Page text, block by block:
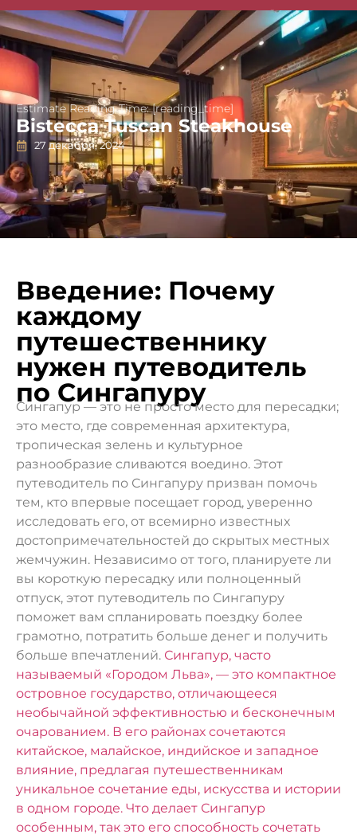
Singapore Guides
Estimate Reading Time: [reading_time]
Bistecca Tuscan Steakhouse
27 декабря, 2024
Введение: Почему
каждому
путешественнику
нужен путеводитель
по Сингапуру
Сингапур — это не просто место для пересадки;
это место, где современная архитектура,
тропическая зелень и культурное
разнообразие сливаются воедино. Этот
путеводитель по Сингапуру призван помочь
тем, кто впервые посещает город, уверенно
исследовать его, от всемирно известных
достопримечательностей до скрытых местных
жемчужин. Независимо от того, планируете ли
вы короткую пересадку или полноценный
отпуск, этот путеводитель по Сингапуру
поможет вам спланировать поездку более
грамотно, потратить больше денег и получить
больше впечатлений. Сингапур, часто
называемый «Городом Льва», — это компактное
островное государство, отличающееся
необычайной эффективностью и бесконечным
очарованием. В его районах сочетаются
китайское, малайское, индийское и западное
влияние, предлагая путешественникам
уникальное сочетание еды, искусства и истории
в одном городе. Что делает Сингапур
особенным, так это его способность сочетать